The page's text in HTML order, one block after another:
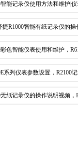
智能记录仪使用方法和维护|
捷R1000智能有纸记录仪的
彩色智能仪表使用和维护，
系列仪表参数设置，R2100
无纸记录仪的操作说明视频